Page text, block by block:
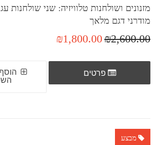
מזנונים ושולחנות טלוויזיה: שני שולחנות
מודרני דגם מלאך
₪2,600.00
₪1,800.00
פרטים
מבצע